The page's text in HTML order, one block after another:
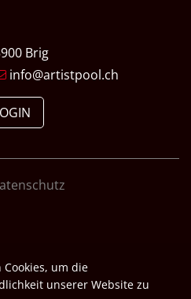
Brig
info@artistpool.ch
um die
unserer Website zu